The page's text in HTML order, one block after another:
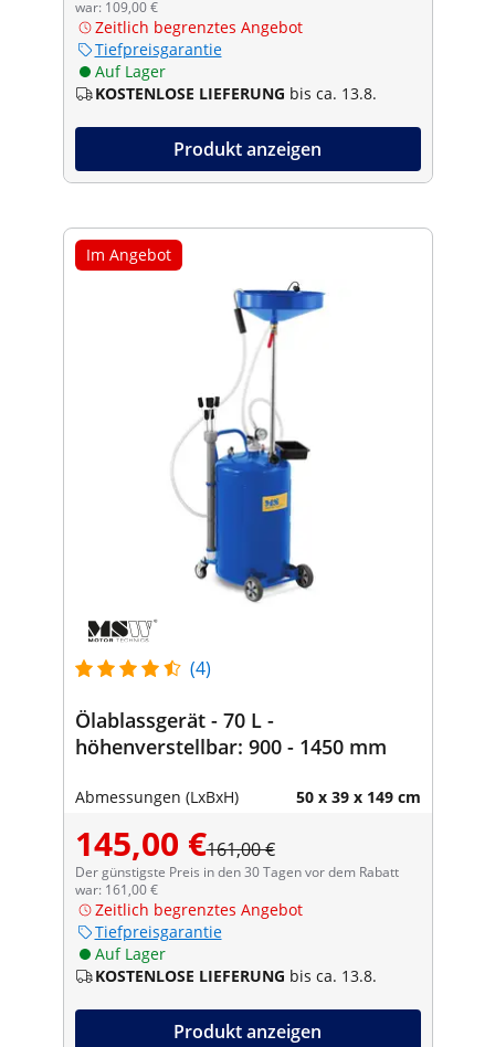
war: 109,00 €
Zeitlich begrenztes Angebot
Tiefpreisgarantie
Auf Lager
KOSTENLOSE LIEFERUNG bis ca. 13.8.
Produkt anzeigen
Im Angebot
(4)
Ölablassgerät - 70 L -
höhenverstellbar: 900 - 1450 mm
Abmessungen (LxBxH) 50 x 39 x 149 cm
145,00 €161,00 €
Der günstigste Preis in den 30 Tagen vor dem Rabatt
war: 161,00 €
Zeitlich begrenztes Angebot
Tiefpreisgarantie
Auf Lager
KOSTENLOSE LIEFERUNG bis ca. 13.8.
Produkt anzeigen